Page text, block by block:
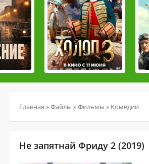
Главная »Файлы »Фильмы » Комедии
Не запятнай Фриду 2 (2019)